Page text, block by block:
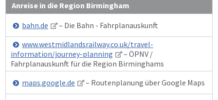
Anreise in die Region Birmingham
bahn.de
– Die Bahn - Fahrplanauskunft
www.westmidlandsrailway.co.uk/travel-
information/journey-planning
– ÖPNV /
Fahrplanauskunft für die Region Birminghams
maps.google.de
– Routenplanung über Google Maps